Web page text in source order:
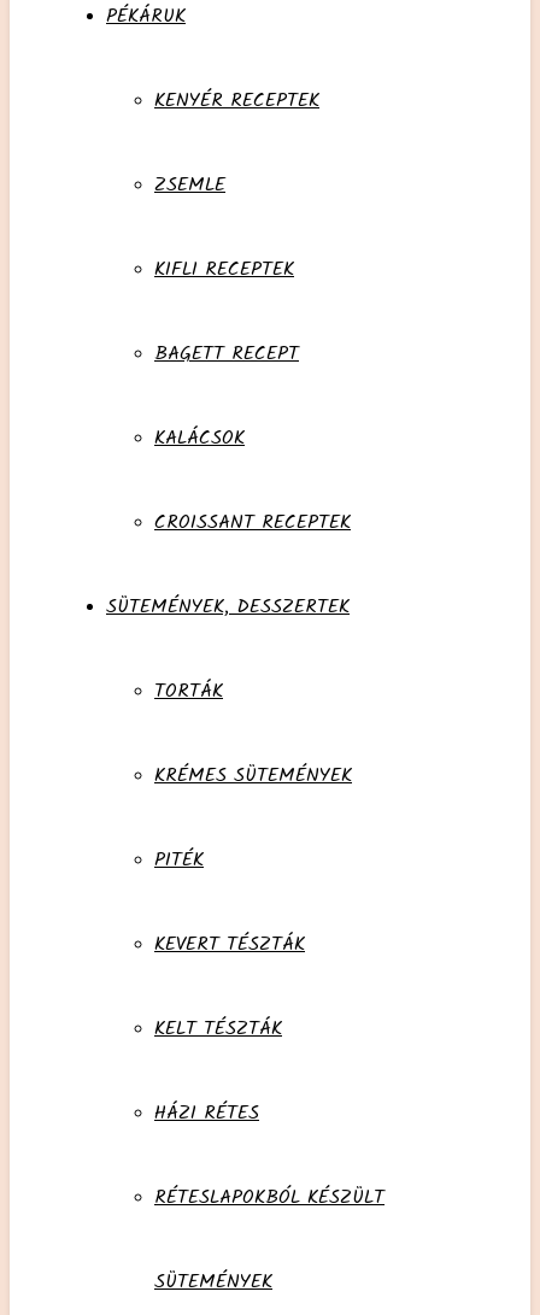
PÉKÁRUK
KENYÉR RECEPTEK
ZSEMLE
KIFLI RECEPTEK
BAGETT RECEPT
KALÁCSOK
CROISSANT RECEPTEK
SÜTEMÉNYEK, DESSZERTEK
TORTÁK
KRÉMES SÜTEMÉNYEK
PITÉK
KEVERT TÉSZTÁK
KELT TÉSZTÁK
HÁZI RÉTES
RÉTESLAPOKBÓL KÉSZÜLT
SÜTEMÉNYEK